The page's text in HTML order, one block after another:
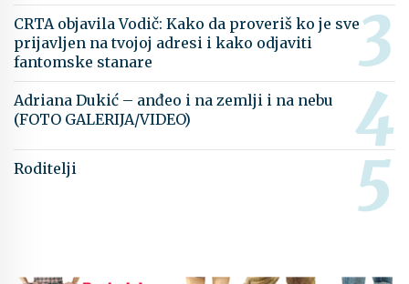
CRTA objavila Vodič: Kako da proveriš ko je sve
prijavljen na tvojoj adresi i kako odjaviti
fantomske stanare
Adriana Dukić – anđeo i na zemlji i na nebu
(FOTO GALERIJA/VIDEO)
Roditelji